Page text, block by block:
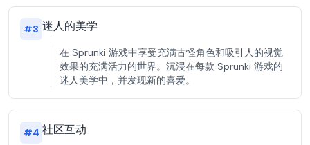
#3 迷人的美学
在 Sprunki 游戏中享受充满古怪角色和吸引人的视觉
效果的充满活力的世界。沉浸在每款 Sprunki 游戏的
迷人美学中，并发现新的喜爱。
#4 社区互动